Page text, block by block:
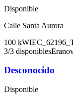
Disponible
Calle Santa Aurora
100 kW
3/3 disponibles
Desconocido
Disponible